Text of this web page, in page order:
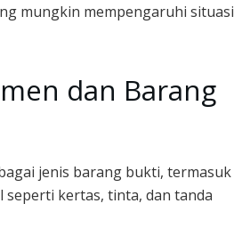
mungkin mempengaruhi situasi
dan Barang
jenis barang bukti, termasuk
kertas, tinta, dan tanda